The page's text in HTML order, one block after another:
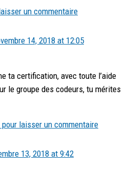
un commentaire
14, 2018 at 12:05
ta certification, avec toute l’aide
le groupe des codeurs, tu mérites
laisser un commentaire
13, 2018 at 9:42